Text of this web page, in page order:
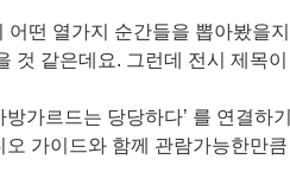
어떤 열가지 순간들을 뽑아봤을
것 같은데요. 그런데 전시 제목
방가르드는 당당하다’ 를 연결
가이드와 함께 관람가능한만